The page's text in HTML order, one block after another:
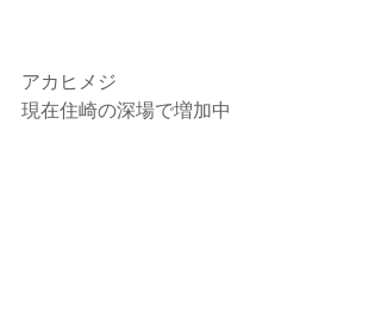
アカヒメジ
現在住崎の深場で増加中